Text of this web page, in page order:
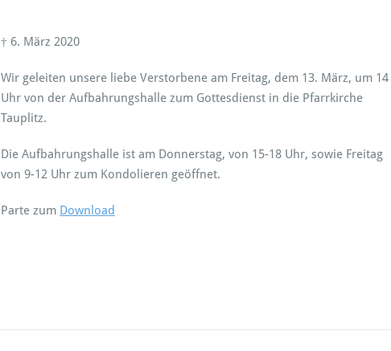
† 6. März 2020
Wir geleiten unsere liebe Verstorbene am Freitag, dem 13. März, um 14
Uhr von der Aufbahrungshalle zum Gottesdienst in die Pfarrkirche
Tauplitz.
Die Aufbahrungshalle ist am Donnerstag, von 15-18 Uhr, sowie Freitag
von 9-12 Uhr zum Kondolieren geöffnet.
Parte zum Download